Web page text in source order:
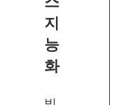
지
능
화